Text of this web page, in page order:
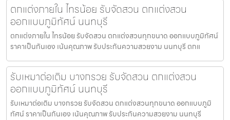
ตกแต่งภายใน ไทรน้อย รับจัดสวน ตกแต่งสวน
ออกแบบภูมิทัศน์ นนทบุรี
ตกแต่งภายใน ไทรน้อย รับจัดสวน ตกแต่งสวนทุกขนาด ออกแบบภูมิทัศน์
ราคาเป็นกันเอง เน้นคุณภาพ รับประกันความสวยงาม นนทบุรี ตกแ
รับเหมาต่อเติม บางกรวย รับจัดสวน ตกแต่งสวน
ออกแบบภูมิทัศน์ นนทบุรี
รับเหมาต่อเติม บางกรวย รับจัดสวน ตกแต่งสวนทุกขนาด ออกแบบภูมิ
ทัศน์ ราคาเป็นกันเอง เน้นคุณภาพ รับประกันความสวยงาม นนทบุรี